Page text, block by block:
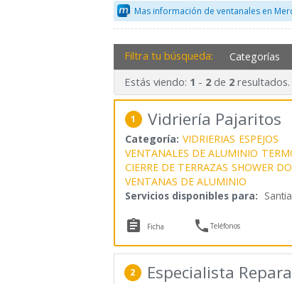
Mas información de ventanales en
Filtra tu búsqueda: Categorías
Estás viendo: 1 - 2de 2resultados.
1 Vidriería Pajaritos
Categoría: VIDRIERIAS ESPEJOS
VENTANALES DE ALUMINIO
CIERRE DE TERRAZAS SHOWER
VENTANAS DE ALUMINIO
Servicios disponibles para:
 Ficha Teléfonos
2 Especialista